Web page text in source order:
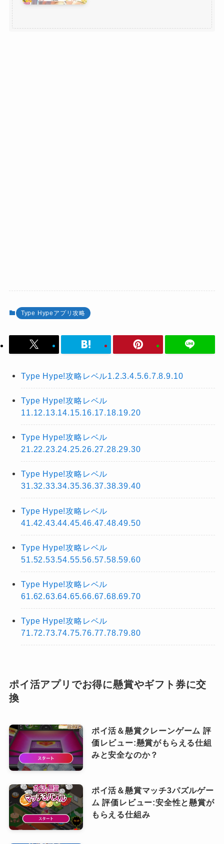
Type Hypeアプリ攻略
Type Hype!攻略レベル1.2.3.4.5.6.7.8.9.10
Type Hype!攻略レベル
11.12.13.14.15.16.17.18.19.20
Type Hype!攻略レベル
21.22.23.24.25.26.27.28.29.30
Type Hype!攻略レベル
31.32.33.34.35.36.37.38.39.40
Type Hype!攻略レベル
41.42.43.44.45.46.47.48.49.50
Type Hype!攻略レベル
51.52.53.54.55.56.57.58.59.60
Type Hype!攻略レベル
61.62.63.64.65.66.67.68.69.70
Type Hype!攻略レベル
71.72.73.74.75.76.77.78.79.80
ポイ活アプリでお得に懸賞やギフト券に交
換
ポイ活＆懸賞クレーンゲーム 評
価レビュー:懸賞がもらえる仕組
みと安全なのか？
ポイ活＆懸賞マッチ3パズルゲー
ム 評価レビュー:安全性と懸賞が
もらえる仕組み